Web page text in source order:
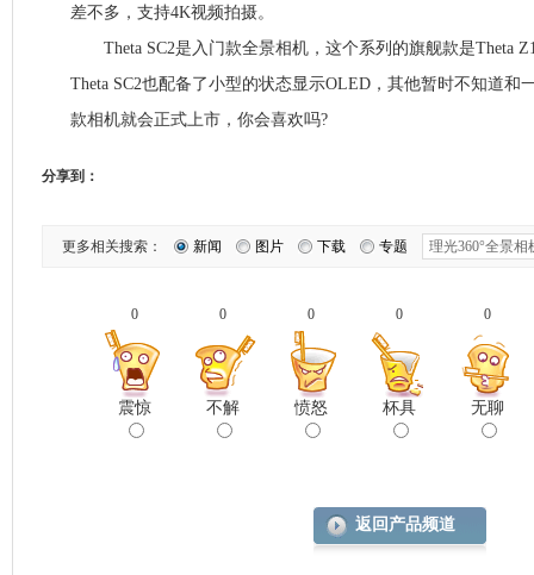
差不多，支持4K视频拍摄。
Theta SC2是入门款全景相机，这个系列的旗舰款是Theta
Theta SC2也配备了小型的状态显示OLED，其他暂时不知道和
款相机就会正式上市，你会喜欢吗?
分享到：
更多相关搜索： 新闻 图片 下载 专题
0
震惊
0
不解
0
愤怒
0
杯具
0
无聊
返回产品频道